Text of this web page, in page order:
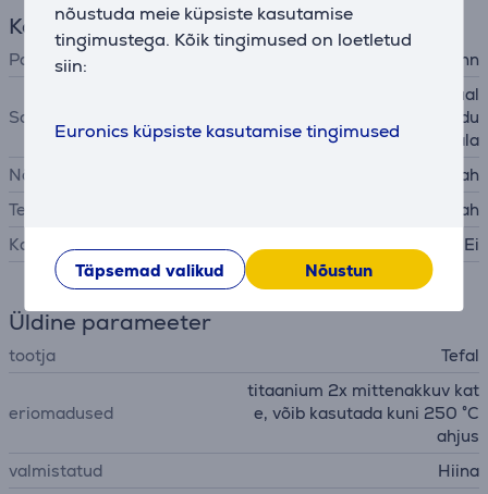
nõustuda meie küpsiste kasutamise
tingimustega. Kõik tingimused on loetletud
siin:
Euronics küpsiste kasutamise tingimused
Täpsemad valikud Nõustun
Kööginõud
Panni tüüp praepann
Sobib soojusallikatele
gaasikeeduala, malmkeedual
a, keraamiline keeduala, indu
ktsioonkeeduala
Nõudepesumasinas pestav
Jah
Temperatuurinäidik
Jah
Kaas komplektis
Ei
Üldine parameeter
tootja Tefal
eriomadused
titaanium 2x mittenakkuv kat
e, võib kasutada kuni 250 °C
ahjus
valmistatud
Hiina